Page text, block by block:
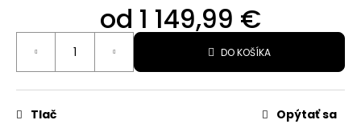
od 1 149,99 €
Jednotková
cena:
DO KOŠÍKA
Tlač Opýtať sa